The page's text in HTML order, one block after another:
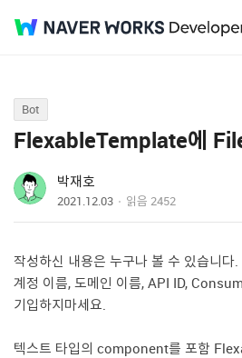
Q&A
Bot
FlexableTemplate에
박재호
2021.12.03 읽음 2452
작성하신 내용은 누구나 볼 수 있습니다.
계정 이름, 도메인 이름, API ID,
기입하지마세요.
텍스트 타입의 component를 포함